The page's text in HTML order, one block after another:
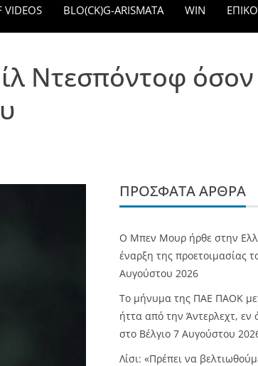
VIDEOS BLO(CK)G-ARISMATA WIN
Ντεσπόντοφ
ΠΡΌΣΦΑΤΑ ΆΡΘΡΑ
O Mπεν Μουρ ήρθε στην
έναρξη της προετοιμασίας
Αυγούστου 2026
Το μήνυμα της ΠΑΕ ΠΑΟΚ
ήττα από την Άντερλεχτ, εν
στο Βέλγιο 7 Αυγούστου
Λίσι: «Πρέπει να